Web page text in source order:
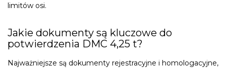
limitów osi.
Jakie dokumenty są kluczowe do
potwierdzenia DMC 4,25 t?
Najważniejsze są dokumenty rejestracyjne i homologacyjne,